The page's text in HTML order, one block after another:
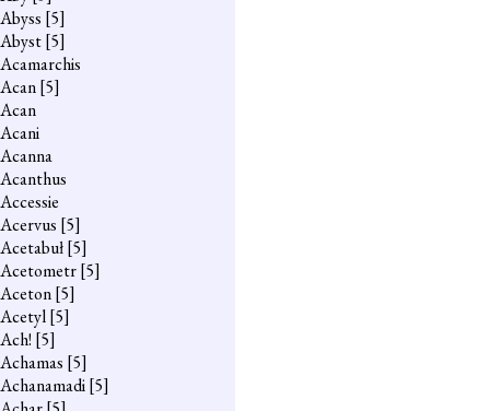
Abyss [5]
Abyst[5]
Acamarchis
Acan[5]
Acan
Acani
Acanna
Acanthus
Accessie
Acervus [5]
Acetabuł[5]
Acetometr[5]
Aceton[5]
Acetyl[5]
Ach! [5]
Achamas [5]
Achanamadi[5]